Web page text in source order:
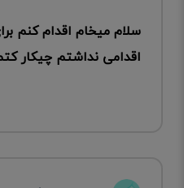
سلام میخام اقدام کنم
اقدامی نداشتم چیکار